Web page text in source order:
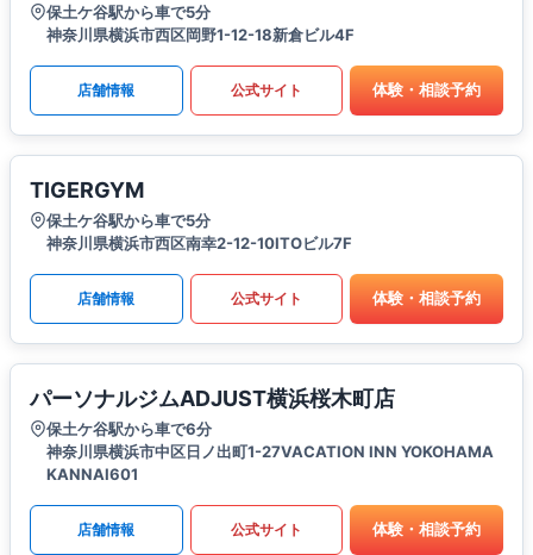
保土ケ谷駅から車で5分
神奈川県横浜市西区岡野1-12-18新倉ビル4F
店舗情報 公式サイト 体験・相談予約
TIGERGYM
保土ケ谷駅から車で5分
神奈川県横浜市西区南幸2-12-10ITOビル7F
店舗情報 公式サイト 体験・相談予約
パーソナルジムADJUST横浜桜木町店
保土ケ谷駅から車で6分
神奈川県横浜市中区日ノ出町1-27VACATION INN YOKOHAMA
KANNAI601
店舗情報 公式サイト 体験・相談予約